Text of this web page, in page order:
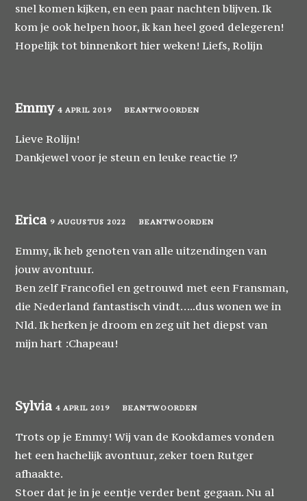
snel komen kijken, en een paar nachten blijven. Ik
kom je ook helpen hoor, ik kan heel goed delegeren!
Hopelijk tot binnenkort hier weken! Liefs, Rolijn
Emmy 4 APRIL 2019 BEANTWOORDEN
Lieve Rolijn!
Dankjewel voor je steun en leuke reactie !?
Erica 9 AUGUSTUS 2022 BEANTWOORDEN
Emmy, ik heb genoten van alle uitzendingen van
jouw avontuur.
Ben zelf Francofiel en getrouwd met een Fransman,
die Nederland fantastisch vindt…..dus wonen we in
Nld. Ik herken je droom en zeg uit het diepst van
mijn hart :Chapeau!
Sylvia4 APRIL 2019 BEANTWOORDEN
Trots op je Emmy! Wij van de Kookdames vonden
het een hachelijk avontuur, zeker toen Rutger
afhaakte.
Stoer dat je in je eentje verder bent gegaan. Nu al